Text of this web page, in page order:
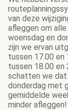
van deze
afleggen om
woensdag en
zijn we ervan
tussen 17.00 en
tussen 18.00 en
schatten we dat
donderdag met
gemiddelde
minder afleggen!